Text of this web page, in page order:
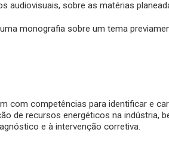
audiovisuais, sobre as matérias
monografia sobre um tema
com competências para identificar e
de recursos energéticos na indústria,
e à intervenção corretiva.